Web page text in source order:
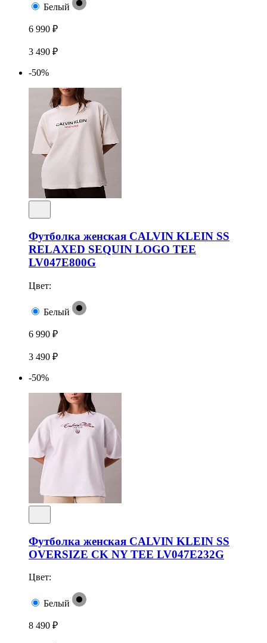
Белый
6 990 ₽
3 490 ₽
-50%
Футболка женская CALVIN KLEIN SS
RELAXED SEQUIN LOGO TEE
LV047E800G
Цвет:
Белый
6 990 ₽
3 490 ₽
-50%
Футболка женская CALVIN KLEIN SS
OVERSIZE CK NY TEE LV047E232G
Цвет:
Белый
8 490 ₽